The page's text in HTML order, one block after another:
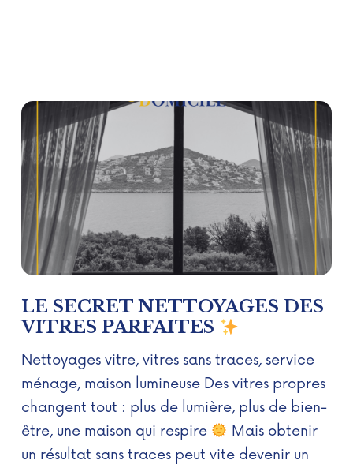
LE SECRET NETTOYAGES DES
VITRES PARFAITES
Nettoyages vitre, vitres sans traces, service
ménage, maison lumineuse Des vitres propres
changent tout : plus de lumière, plus de bien-
être, une maison qui respire
Mais obtenir
un résultat sans traces peut vite devenir un